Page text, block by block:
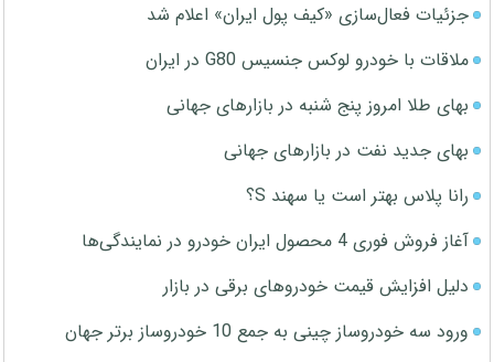
جزئیات فعال‌سازی «کیف پول ایران» اعلام شد
ملاقات با خودرو لوکس جنسیس G80 در ایران
بهای طلا امروز پنج شنبه در بازارهای جهانی
بهای جدید نفت در بازارهای جهانی
رانا پلاس بهتر است یا سهند S؟
آغاز فروش فوری 4 محصول ایران خودرو در نمایندگی‌ها
دلیل افزایش قیمت خودروهای برقی در بازار
ورود سه خودروساز چینی به جمع 10 خودروساز برتر جهان